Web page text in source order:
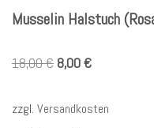
Musselin Halstuch
18,00€ 8,00€
zzgl. Versandkosten